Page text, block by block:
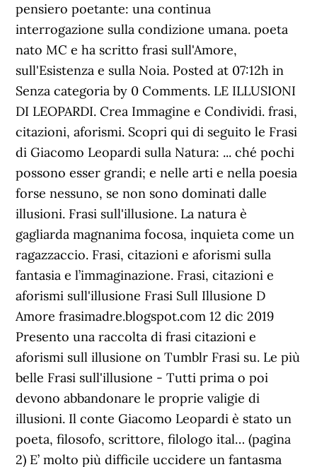
pensiero poetante: una continua
interrogazione sulla condizione umana. poeta
nato MC e ha scritto frasi sull'Amore,
sull'Esistenza e sulla Noia. Posted at 07:12h in
Senza categoria by 0 Comments. LE ILLUSIONI
DI LEOPARDI. Crea Immagine e Condividi. frasi,
citazioni, aforismi. Scopri qui di seguito le Frasi
di Giacomo Leopardi sulla Natura: ... ché pochi
possono esser grandi; e nelle arti e nella poesia
forse nessuno, se non sono dominati dalle
illusioni. Frasi sull'illusione. La natura è
gagliarda magnanima focosa, inquieta come un
ragazzaccio. Frasi, citazioni e aforismi sulla
fantasia e l’immaginazione. Frasi, citazioni e
aforismi sull'illusione Frasi Sull Illusione D
Amore frasimadre.blogspot.com 12 dic 2019
Presento una raccolta di frasi citazioni e
aforismi sull illusione on Tumblr Frasi su. Le più
belle Frasi sull'illusione - Tutti prima o poi
devono abbandonare le proprie valigie di
illusioni. Il conte Giacomo Leopardi è stato un
poeta, filosofo, scrittore, filologo ital… (pagina
2) E’ molto più difficile uccidere un fantasma